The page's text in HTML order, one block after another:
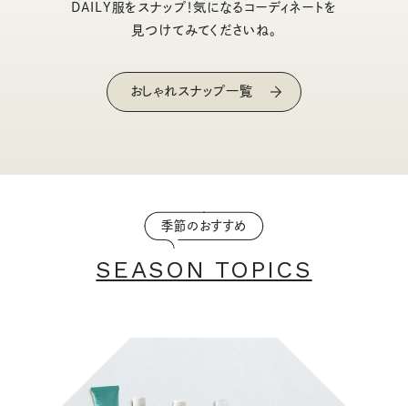
DAILY服をスナップ！気になるコーディネートを
見つけてみてくださいね。
おしゃれスナップ一覧
季節のおすすめ
SEASON TOPICS